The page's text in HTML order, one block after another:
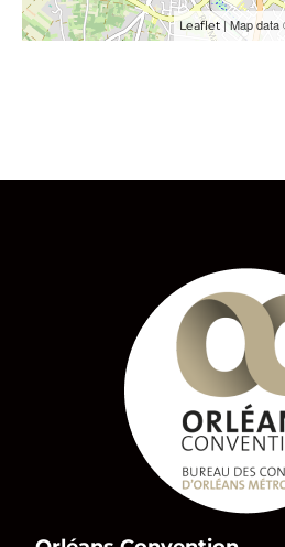
Leaflet| Map data